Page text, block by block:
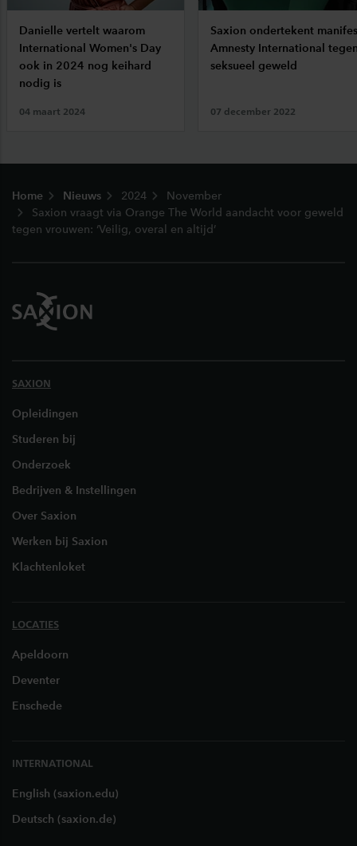
Danielle vertelt waarom
International Women's Day
ook in 2024 nog keihard
nodig is
04 maart 2024
Saxion ondertekent
Amnesty International
seksueel geweld
07 december 2022
Home Nieuws 2024
November
Saxion vraagt via Orange The World aandacht voor geweld
tegen vrouwen: ‘Veilig, overal en altijd’
SAXION
Opleidingen
Studeren bij
Onderzoek
Bedrijven & Instellingen
Over Saxion
Werken bij Saxion
Klachtenloket
LOCATIES
Apeldoorn
Deventer
Enschede
INTERNATIONAL
English (saxion.edu)
Deutsch (saxion.de)